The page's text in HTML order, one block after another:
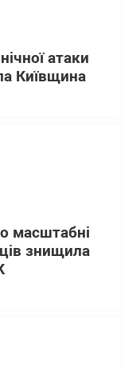
атаки
Київщина
масштабні
знищила